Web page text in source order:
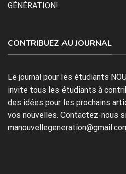
GÉNÉRATION!
CONTRIBUEZ AU JOURNAL
Le journal pour les étudiants
invite tous les étudiants à
des idées pour les prochains
vos nouvelles. Contactez-nous